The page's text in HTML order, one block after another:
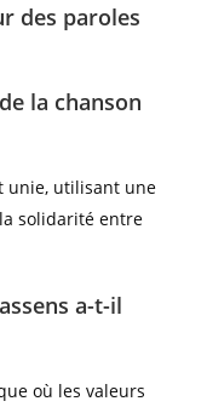
des paroles
la chanson
unie, utilisant une
solidarité entre
a-t-il
où les valeurs